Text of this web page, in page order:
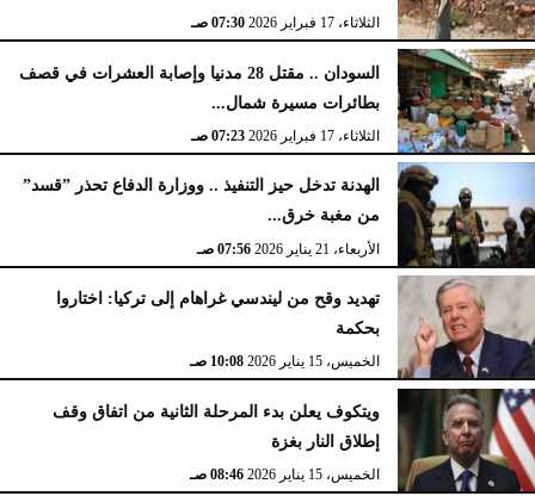
الثلاثاء، 17 فبراير 2026 07:30 صـ
السودان .. مقتل 28 مدنيا وإصابة العشرات في قصف
بطائرات مسيرة شمال...
الثلاثاء، 17 فبراير 2026 07:23 صـ
الهدنة تدخل حيز التنفيذ .. ووزارة الدفاع تحذر ”قسد”
من مغبة خرق...
الأربعاء، 21 يناير 2026 07:56 صـ
تهديد وقح من ليندسي غراهام إلى تركيا: اختاروا
بحكمة
الخميس، 15 يناير 2026 10:08 صـ
ويتكوف يعلن بدء المرحلة الثانية من اتفاق وقف
إطلاق النار بغزة
الخميس، 15 يناير 2026 08:46 صـ